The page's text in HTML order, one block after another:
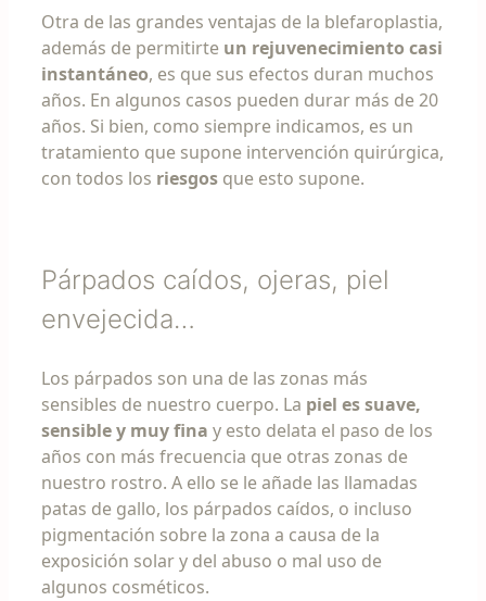
Otra de las grandes ventajas de la blefaroplastia,
además de permitirte un rejuvenecimiento casi
instantáneo, es que sus efectos duran muchos
años. En algunos casos pueden durar más de 20
años. Si bien, como siempre indicamos, es un
tratamiento que supone intervención quirúrgica,
con todos los riesgos que esto supone.
Párpados caídos, ojeras, piel
envejecida…
Los párpados son una de las zonas más
sensibles de nuestro cuerpo. La piel es suave,
sensible y muy fina y esto delata el paso de los
años con más frecuencia que otras zonas de
nuestro rostro. A ello se le añade las llamadas
patas de gallo, los párpados caídos, o incluso
pigmentación sobre la zona a causa de la
exposición solar y del abuso o mal uso de
algunos cosméticos.